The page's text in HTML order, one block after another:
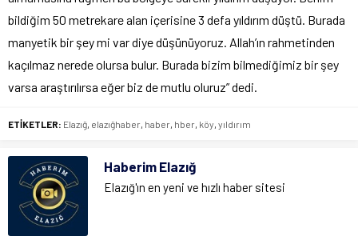
bildiğim 50 metrekare alan içerisine 3 defa yıldırım düştü. Burada
manyetik bir şey mi var diye düşünüyoruz. Allah’ın rahmetinden
kaçılmaz nerede olursa bulur. Burada bizim bilmediğimiz bir şey
varsa araştırılırsa eğer biz de mutlu oluruz” dedi.
ETİKETLER: Elazığ, elazığhaber, haber, hber, köy, yıldırım
Haberim Elazığ
Elazığ'ın en yeni ve hızlı haber sitesi